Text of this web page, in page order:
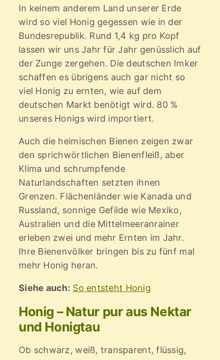
In keinem anderem Land unserer Erde
wird so viel Honig gegessen wie in der
Bundesrepublik. Rund 1,4 kg pro Kopf
lassen wir uns Jahr für Jahr genüsslich auf
der Zunge zergehen. Die deutschen Imker
schaffen es übrigens auch gar nicht so
viel Honig zu ernten, wie auf dem
deutschen Markt benötigt wird. 80 %
unseres Honigs wird importiert.
Auch die heimischen Bienen zeigen zwar
den sprichwörtlichen Bienenfleiß, aber
Klima und schrumpfende
Naturlandschaften setzten ihnen
Grenzen. Flächenländer wie Kanada und
Russland, sonnige Gefilde wie Mexiko,
Australien und die Mittelmeeranrainer
erleben zwei und mehr Ernten im Jahr.
Ihre Bienenvölker bringen bis zu fünf mal
mehr Honig heran.
Siehe auch: So entsteht Honig
Honig – Natur pur aus Nektar
und Honigtau
Ob schwarz, weiß, transparent, flüssig,